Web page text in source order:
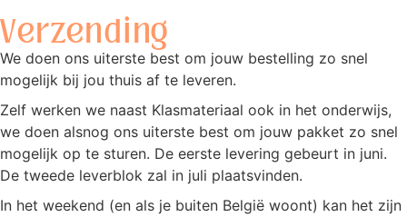
Verzending
We doen ons uiterste best om jouw bestelling zo snel
mogelijk bij jou thuis af te leveren.
Zelf werken we naast Klasmateriaal ook in het onderwijs,
we doen alsnog ons uiterste best om jouw pakket zo snel
mogelijk op te sturen. De eerste levering gebeurt in juni.
De tweede leverblok zal in juli plaatsvinden.
In het weekend (en als je buiten België woont) kan het zijn